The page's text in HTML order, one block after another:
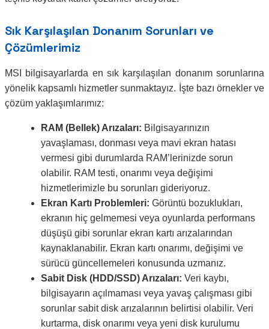
Sık Karşılaşılan Donanım Sorunları ve
Çözümlerimiz
MSI bilgisayarlarda en sık karşılaşılan donanım sorunlarına
yönelik kapsamlı hizmetler sunmaktayız. İşte bazı örnekler ve
çözüm yaklaşımlarımız:
RAM (Bellek) Arızaları: Bilgisayarınızın
yavaşlaması, donması veya mavi ekran hatası
vermesi gibi durumlarda RAM’lerinizde sorun
olabilir. RAM testi, onarımı veya değişimi
hizmetlerimizle bu sorunları gideriyoruz.
Ekran Kartı Problemleri: Görüntü bozuklukları,
ekranın hiç gelmemesi veya oyunlarda performans
düşüşü gibi sorunlar ekran kartı arızalarından
kaynaklanabilir. Ekran kartı onarımı, değişimi ve
sürücü güncellemeleri konusunda uzmanız.
Sabit Disk (HDD/SSD) Arızaları: Veri kaybı,
bilgisayarın açılmaması veya yavaş çalışması gibi
sorunlar sabit disk arızalarının belirtisi olabilir. Veri
kurtarma, disk onarımı veya yeni disk kurulumu